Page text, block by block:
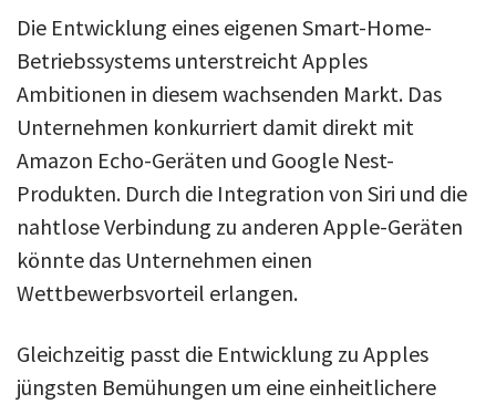
Die Entwicklung eines eigenen Smart-Home-
Betriebssystems unterstreicht Apples
Ambitionen in diesem wachsenden Markt. Das
Unternehmen konkurriert damit direkt mit
Amazon Echo-Geräten und Google Nest-
Produkten. Durch die Integration von Siri und die
nahtlose Verbindung zu anderen Apple-Geräten
könnte das Unternehmen einen
Wettbewerbsvorteil erlangen.
Gleichzeitig passt die Entwicklung zu Apples
jüngsten Bemühungen um eine einheitlichere